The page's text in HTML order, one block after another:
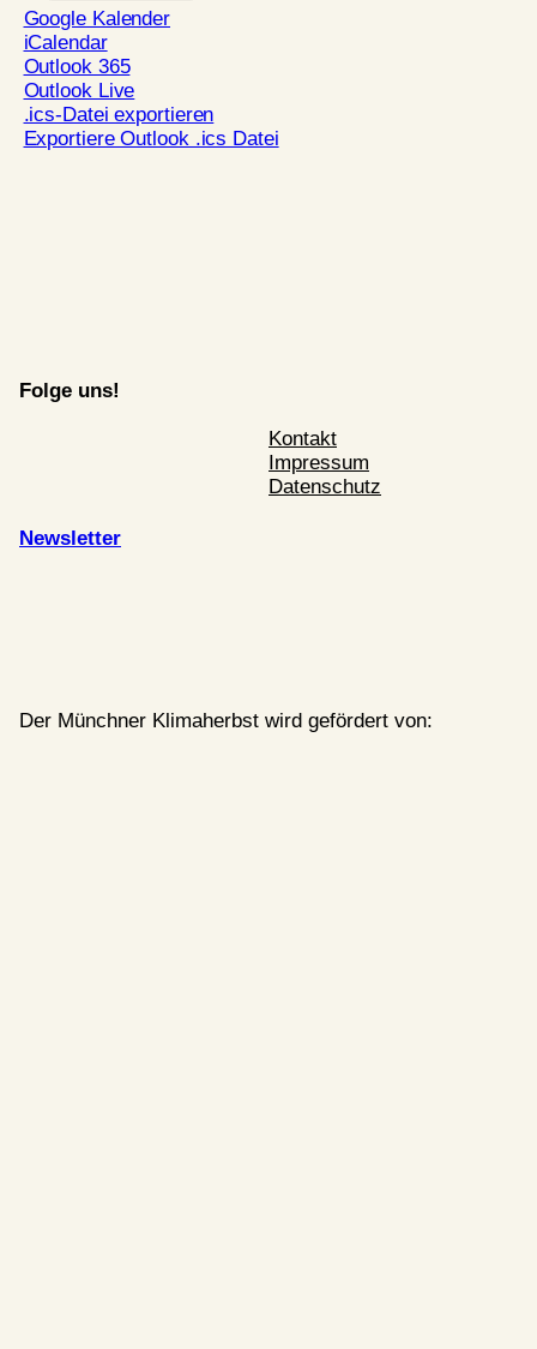
Google Kalender
iCalendar
Outlook 365
Outlook Live
.ics-Datei exportieren
Exportiere Outlook .ics Datei
Folge uns!
Newsletter
Kontakt
Impressum
Datenschutz
Der Münchner Klimaherbst wird gefördert von: